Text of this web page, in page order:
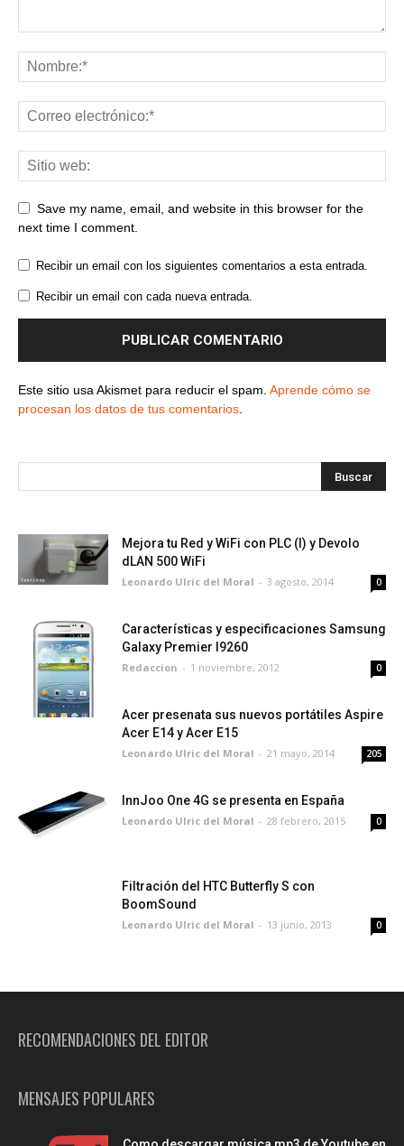
Save my name, email, and website in this browser for the
next time I comment.
Recibir un email con los siguientes comentarios a esta entrada.
Recibir un email con cada nueva entrada.
Este sitio usa Akismet para reducir el spam. Aprende cómo se
procesan los datos de tus comentarios
Mejora tu Red y WiFi con PLC (I) y Devolo
dLAN 500 WiFi
Leonardo Ulric del Moral - 3 agosto, 2014 0
Características y especificaciones Samsung
Galaxy Premier I9260
Redaccion - 1 noviembre, 2012 0
Acer presenata sus nuevos portátiles Aspire
Acer E14 y Acer E15
Leonardo Ulric del Moral - 21 mayo, 2014 205
InnJoo One 4G se presenta en España
Leonardo Ulric del Moral - 28 febrero, 2015 0
Filtración del HTC Butterfly S con
BoomSound
Leonardo Ulric del Moral - 13 junio, 2013 0
RECOMENDACIONES DEL EDITOR
MENSAJES POPULARES